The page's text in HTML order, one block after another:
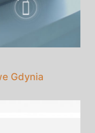
Gdynia